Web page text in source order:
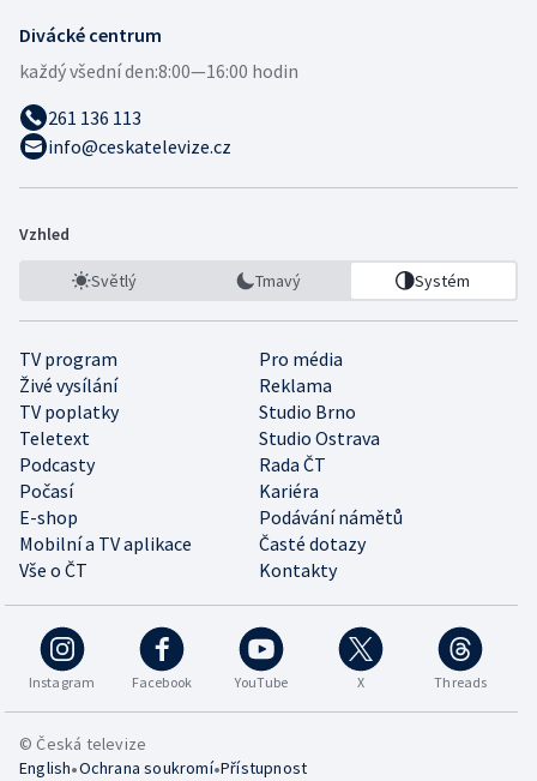
Divácké centrum
každý všední den:8:00—16:00 hodin
261 136 113
info@ceskatelevize.cz
Vzhled
Světlý Tmavý Systém
TV program
Pro média
Živé vysílání
Reklama
TV poplatky
Studio Brno
Teletext
Studio Ostrava
Podcasty
Rada ČT
Počasí
Kariéra
E-shop
Podávání námětů
Mobilní a TV aplikace
Časté dotazy
Vše o ČT
Kontakty
Instagram Facebook YouTube X Threads
© Česká televize
English•Ochrana soukromí•Přístupnost